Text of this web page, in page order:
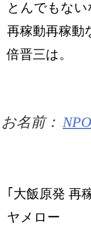
とんでもな
再稼動再稼動
倍晋三は。
お名前：
｢大飯原発
ヤメロー